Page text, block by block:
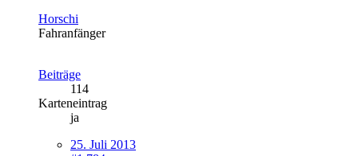
Horschi
Fahranfänger
Beiträge
114
Karteneintrag
ja
25. Juli 2013